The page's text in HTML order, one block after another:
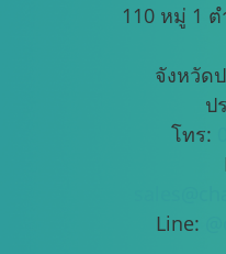
110 หมู่ 1
จังหวัด
ป
โทร:
Line: